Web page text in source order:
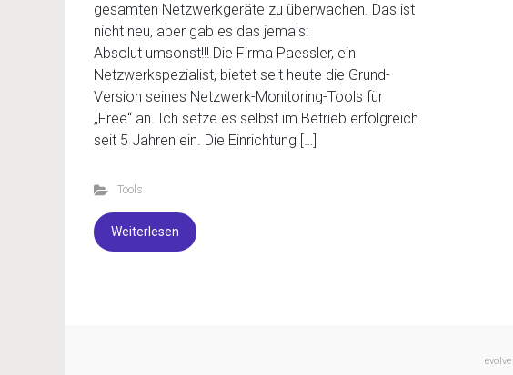
gesamten Netzwerkgeräte zu überwachen. Das ist
nicht neu, aber gab es das jemals:
Absolut umsonst!!! Die Firma Paessler, ein
Netzwerkspezialist, bietet seit heute die Grund-
Version seines Netzwerk-Monitoring-Tools für
„Free“ an. Ich setze es selbst im Betrieb erfolgreich
seit 5 Jahren ein. Die Einrichtung […]
Tools
Weiterlesen
evolve